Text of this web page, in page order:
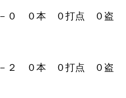
０本 ０打点 ０盗
本 ０打点 ０盗